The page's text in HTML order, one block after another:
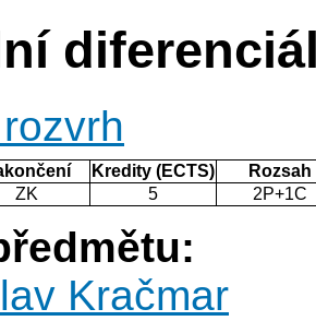
Kredity (ECTS)
Rozsah
ZK 5 2P+1C
Kračmar